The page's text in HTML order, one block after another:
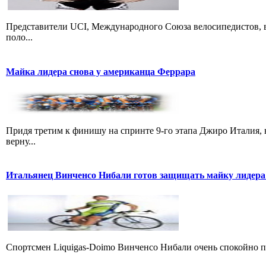
Представители UCI, Международного Союза
поло...
Майка лидера снова у американца Феррара
Придя третим к финишу на спринте 9-го этапа Джиро
верну...
Итальянец Винченсо Нибали готов защищать майку
Cпортсмен Liquigas-Doimo Винченсо Нибали очень спокойно